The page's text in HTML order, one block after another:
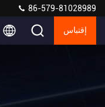
86-579-81028989
إقتباس